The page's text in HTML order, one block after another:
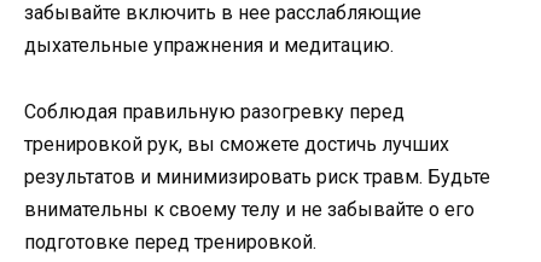
забывайте включить в нее расслабляющие
дыхательные упражнения и медитацию.
Соблюдая правильную разогревку перед
тренировкой рук, вы сможете достичь лучших
результатов и минимизировать риск травм. Будьте
внимательны к своему телу и не забывайте о его
подготовке перед тренировкой.